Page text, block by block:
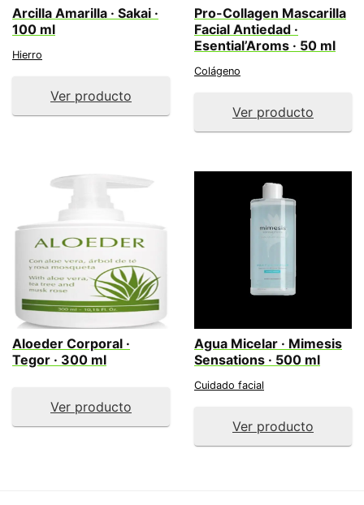
Arcilla Amarilla · Sakai ·
100 ml
Hierro
Ver producto
Pro-Collagen Mascarilla
Facial Antiedad ·
Esential’Aroms · 50 ml
Colágeno
Ver producto
Aloeder Corporal ·
Tegor · 300 ml
Ver producto
Agua Micelar · Mimesis
Sensations · 500 ml
Cuidado facial
Ver producto